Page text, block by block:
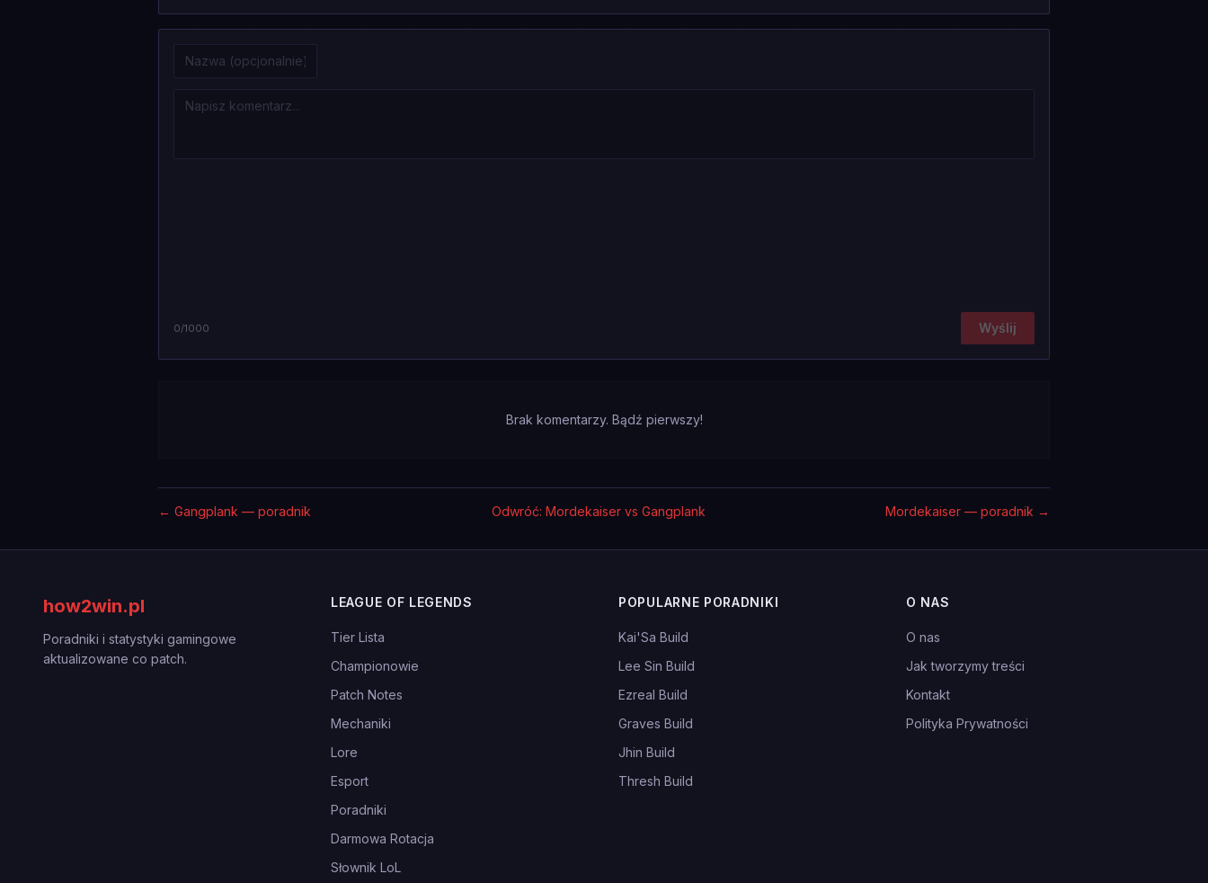
0/1000 Wyślij
Brak komentarzy. Bądź pierwszy!
← Gangplank — poradnik Odwróć: Mordekaiser vs Gangplank Mordekaiser — poradnik →
how2win.pl
Poradniki i statystyki gamingowe
aktualizowane co patch.
LEAGUE OF LEGENDS
Tier Lista
Championowie
Patch Notes
Mechaniki
Lore
Esport
Poradniki
Darmowa Rotacja
Słownik LoL
POPULARNE PORADNIKI
Kai'Sa Build
Lee Sin Build
Ezreal Build
Graves Build
Jhin Build
Thresh Build
O NAS
O nas
Jak tworzymy treści
Kontakt
Polityka Prywatności